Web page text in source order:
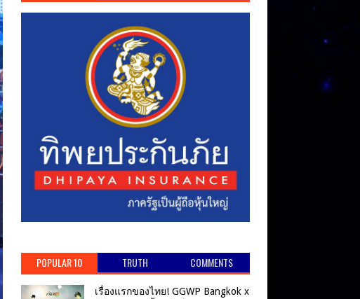
POPULAR 10 TRUTH COMMENTS
เรื่องแรกของไทย! GGWP Bangkok x